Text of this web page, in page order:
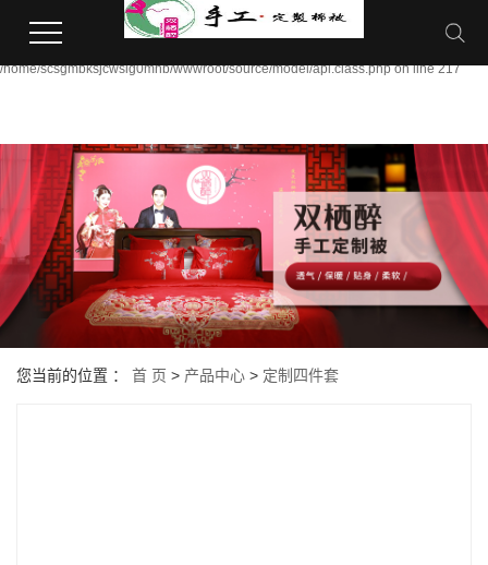
file_put_contents(/home/scsgmbksjcwsig0mhb/wwwroot/source/cache/
/home/scsgmbksjcwsig0mhb/wwwroot/source/model/api.class.php on line 217
您当前的位置 ： 首 页 > 产品中心 > 定制四件套